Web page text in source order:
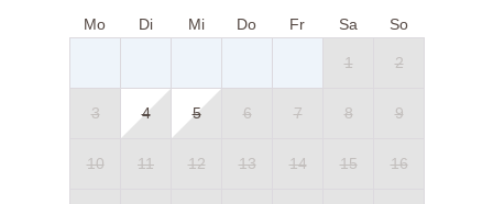
Mo Di Mi Do Fr Sa So
1 2
3 4 5 6 7 8 9
10 11 12 13 14 15 16